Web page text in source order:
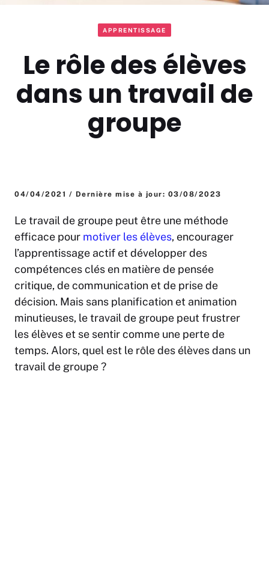
APPRENTISSAGE
Le rôle des élèves
dans un travail de
groupe
04/04/2021 / Dernière mise à jour: 03/08/2023
Le travail de groupe peut être une méthode
efficace pour motiver les élèves, encourager
l’apprentissage actif et développer des
compétences clés en matière de pensée
critique, de communication et de prise de
décision. Mais sans planification et animation
minutieuses, le travail de groupe peut frustrer
les élèves et se sentir comme une perte de
temps. Alors, quel est le rôle des élèves dans un
travail de groupe ?